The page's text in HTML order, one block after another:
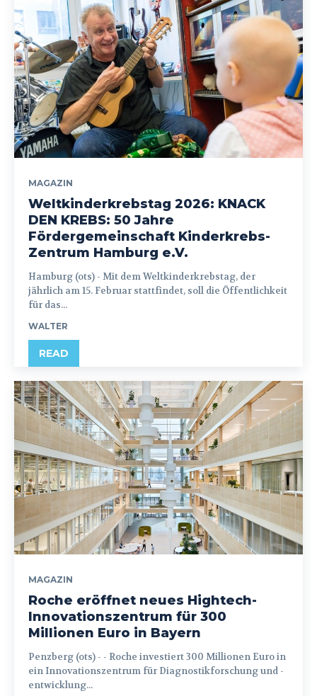
MAGAZIN
Weltkinderkrebstag 2026: KNACK
DEN KREBS: 50 Jahre
Fördergemeinschaft Kinderkrebs-
Zentrum Hamburg e.V.
Hamburg (ots) - Mit dem Weltkinderkrebstag, der
jährlich am 15. Februar stattfindet, soll die Öffentlichkeit
für das...
WALTER
READ
MAGAZIN
Roche eröffnet neues Hightech-
Innovationszentrum für 300
Millionen Euro in Bayern
Penzberg (ots) - - Roche investiert 300 Millionen Euro in
ein Innovationszentrum für Diagnostikforschung und -
entwicklung...